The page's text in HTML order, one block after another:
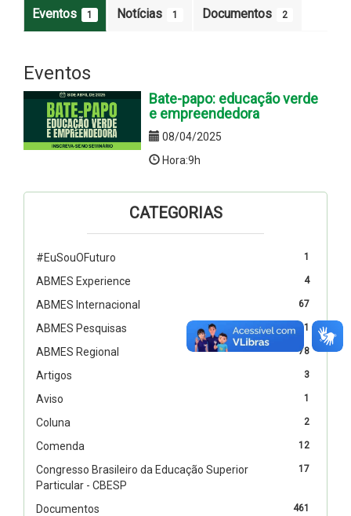
Eventos 1 Notícias 1 Documentos 2
Eventos
Bate-papo: educação verde
e empreendedora
08/04/2025
Hora:9h
CATEGORIAS
1
#EuSouOFuturo
4
ABMES Experience
67
ABMES Internacional
1
ABMES Pesquisas
78
ABMES Regional
3
Artigos
1
Aviso
2
Coluna
12
Comenda
17
Congresso Brasileiro da Educação Superior
Particular - CBESP
461
Documentos